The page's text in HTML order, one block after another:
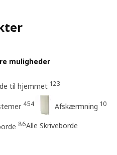
muligheder
til hjemmet 123
454 Afskærmning 10
86Alle Skriveborde